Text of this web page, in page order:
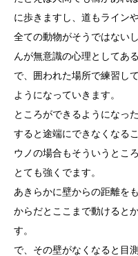
に歩きますし、道もライン
全ての動物がそうではない
んが無意識の心理としてある
で、囲われた場所で練習し
ようになっていきます。
ところができるようになっ
すると途端にできなくなる
ウノの場合もそういうとこ
とても強くでます。
あきらかに壁からの距離を
からだとここまで動けると
す。
で、その壁がなくなると目